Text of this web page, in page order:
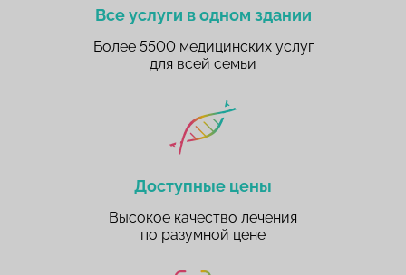
Все услуги в одном здании
Более 5500 медицинских услуг
для всей семьи
Доступные цены
Высокое качество лечения
по разумной цене